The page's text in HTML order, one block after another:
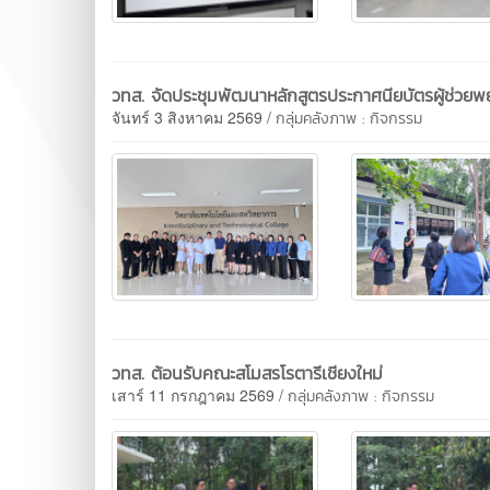
วทส. จัดประชุมพัฒนาหลักสูตรประกาศนียบัตรผู้ช่วยพ
จันทร์ 3 สิงหาคม 2569 / กลุ่มคลังภาพ : กิจกรรม
วทส. ต้อนรับคณะสโมสรโรตารีเชียงใหม่
เสาร์ 11 กรกฎาคม 2569 / กลุ่มคลังภาพ : กิจกรรม